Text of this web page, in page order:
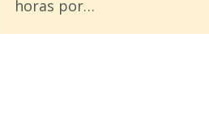
horas por…